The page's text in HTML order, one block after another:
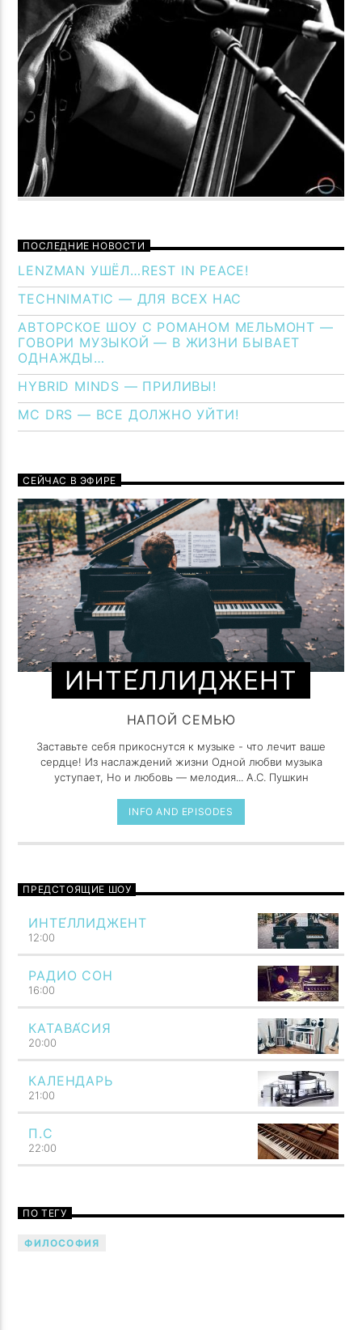
ПОСЛЕДНИЕ НОВОСТИ
LENZMAN УШЁЛ…REST IN PEACE!
TECHNIMATIC — ДЛЯ ВСЕХ НАС
АВТОРСКОЕ ШОУ С РОМАНОМ МЕЛЬМОНТ —
ГОВОРИ МУЗЫКОЙ — В ЖИЗНИ БЫВАЕТ
ОДНАЖДЫ…
HYBRID MINDS — ПРИЛИВЫ!
MC DRS — ВСЕ ДОЛЖНО УЙТИ!
СЕЙЧАС В ЭФИРЕ
ИНТЕ́ЛЛИДЖЕНТ
НАПОЙ СЕМЬЮ
Заставьте себя прикоснутся к музыке - что лечит ваше
сердце! Из наслаждений жизни Одной любви музыка
уступает, Но и любовь — мелодия... А.С. Пушкин
Говори музыкой! Напой семью — TF6 Radio
INFO AND EPISODES
ПРЕДСТОЯЩИЕ ШОУ
ИНТЕ́ЛЛИДЖЕНТ
12:00
РАДИО СОН
16:00
КАТАВА́СИЯ
20:00
КАЛЕНДАРЬ
21:00
П.С
22:00
ПО ТЕГУ
ФИЛОСОФИЯ